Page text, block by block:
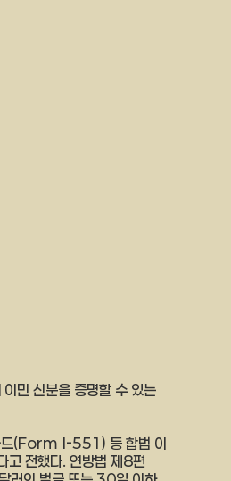
민 신분을 증명할 수 있는
드(Form I-551) 등 합법 이
고 전했다. 연방법 제8편